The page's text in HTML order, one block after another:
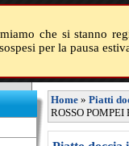
che si stanno
per la pausa
Home » Piatti
ROSSO